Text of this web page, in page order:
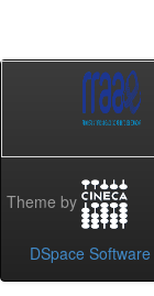
Theme by
DSpace Software